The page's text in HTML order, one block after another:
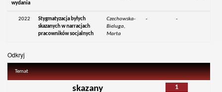
wydania
2022
Stygmatyzacja byłych
skazanych w narracjach
pracowników socjalnych
Czechowska-
Bieluga,
Marta
- -
Odkryj
Temat
1
skazany